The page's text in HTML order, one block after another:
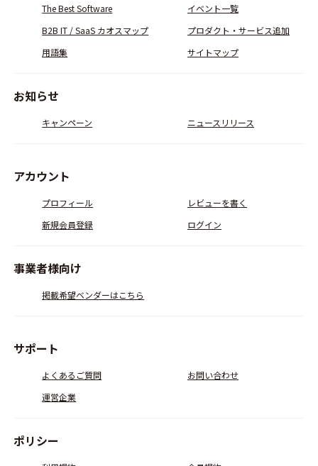
The Best Software
イベント一覧
B2B IT / SaaS カオスマップ
プロダクト・サービス追加
用語集
サイトマップ
お知らせ
キャンペーン ニュースリリース
アカウント
プロフィール
レビューを書く
新規会員登録
ログイン
事業者様向け
掲載希望ベンダーはこちら
サポート
よくあるご質問
お問い合わせ
運営企業
ポリシー